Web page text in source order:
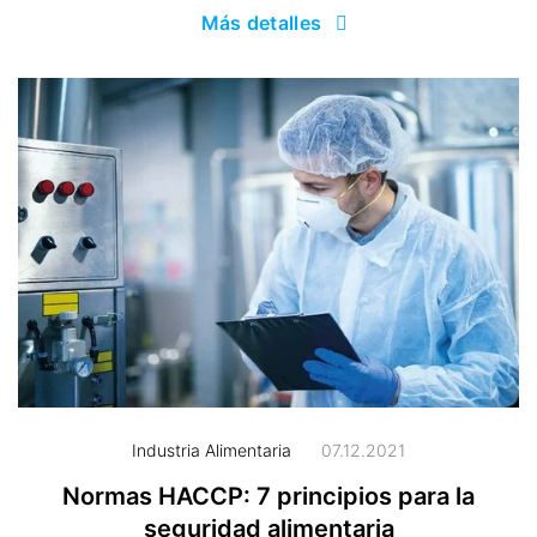
Más detalles
Industria Alimentaria 07.12.2021
Normas HACCP: 7 principios para la
seguridad alimentaria